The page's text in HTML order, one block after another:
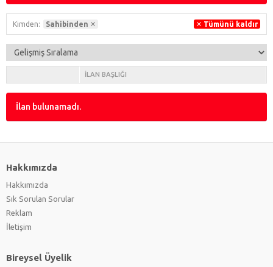
Kimden: Sahibinden Tümünü kaldır
İLAN BAŞLIĞI
İlan bulunamadı.
Hakkımızda
Hakkımızda
Sık Sorulan Sorular
Reklam
İletişim
Bireysel Üyelik